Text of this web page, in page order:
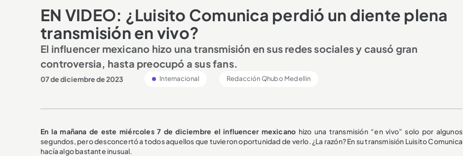
EN VIDEO: ¿Luisito Comunica perdió un diente plena
transmisión en vivo?
El influencer mexicano hizo una transmisión en sus redes sociales y causó gran
controversia, hasta preocupó a sus fans.
07 de diciembre de 2023 Internacional Redacción Qhubo Medellin
En la mañana de este miércoles 7 de diciembre el influencer mexicano hizo una transmisión “en vivo” solo por algunos
segundos, pero desconcertó a todos aquellos que tuvieron oportunidad de verlo. ¿La razón? En su transmisión Luisito Comunica
hacía algo bastante inusual.